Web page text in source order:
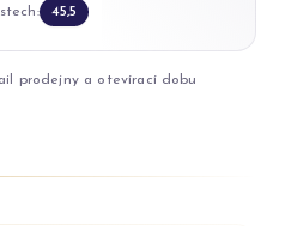
45,5
prodejny a otevírací dobu